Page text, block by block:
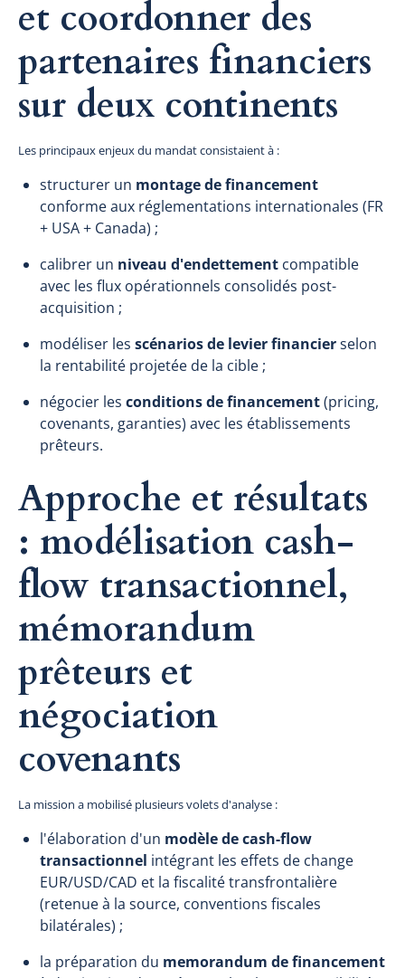
et coordonner des
partenaires financiers
sur deux continents
Les principaux enjeux du mandat consistaient à :
structurer un montage de financement
conforme aux réglementations internationales (FR
+ USA + Canada) ;
calibrer un niveau d'endettement compatible
avec les flux opérationnels consolidés post-
acquisition ;
modéliser les scénarios de levier financierselon
la rentabilité projetée de la cible ;
négocier les conditions de financement(pricing,
covenants, garanties) avec les établissements
prêteurs.
Approche et résultats
: modélisation cash-
flow transactionnel,
mémorandum
prêteurs et
négociation
covenants
La mission a mobilisé plusieurs volets d'analyse :
l'élaboration d'un modèle de cash-flow
transactionnel intégrant les effets de change
EUR/USD/CAD et la fiscalité transfrontalière
(retenue à la source, conventions fiscales
bilatérales) ;
la préparation du memorandum de financement